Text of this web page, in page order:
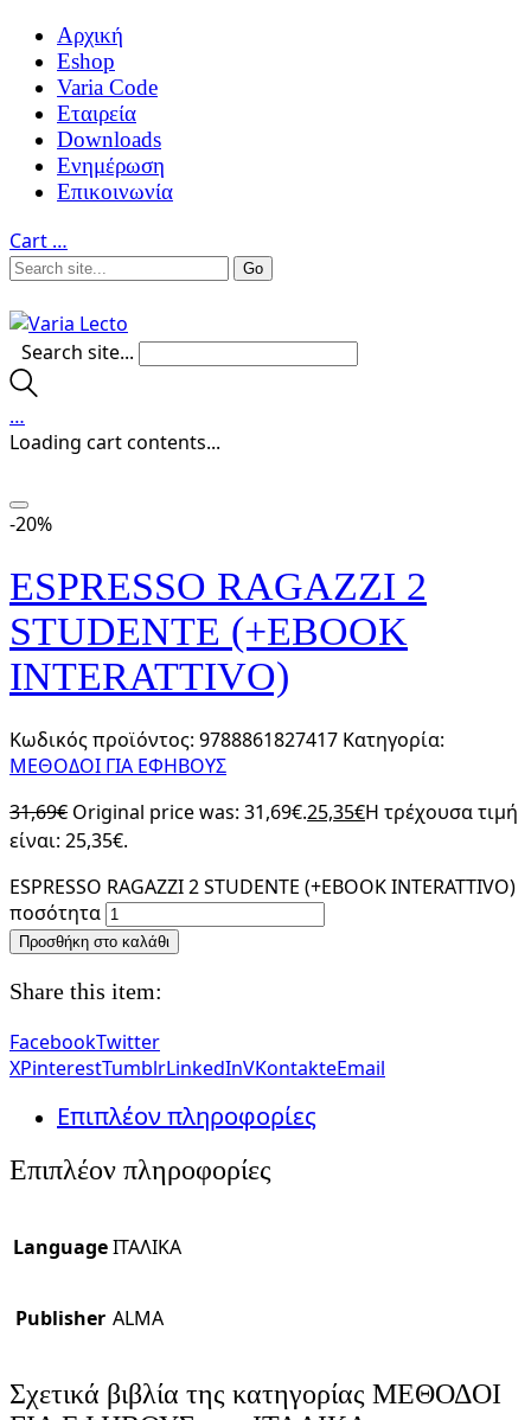
Αρχική
Eshop
Varia Code
Εταιρεία
Downloads
Ενημέρωση
Επικοινωνία
Cart …
Search site...
…
Loading cart contents...
-20%
ESPRESSO RAGAZZI 2
STUDENTE (+EBOOK
INTERATTIVO)
Κωδικός προϊόντος: 9788861827417 Κατηγορία:
ΜΕΘΟΔΟΙ ΓΙΑ ΕΦΗΒΟΥΣ
31,69€ Original price was: 31,69€.25,35€Η τρέχουσα τιμή
είναι: 25,35€.
ESPRESSO RAGAZZI 2 STUDENTE (+EBOOK INTERATTIVO)
ποσότητα
Προσθήκη στο καλάθι
Share this item:
FacebookTwitter
XPinterestTumblrLinkedInVKontakteEmail
Επιπλέον πληροφορίες
Επιπλέον πληροφορίες
LanguageΙΤΑΛΙΚΑ
Publisher ALMA
Σχετικά βιβλία της κατηγορίας ΜΕΘΟΔΟΙ